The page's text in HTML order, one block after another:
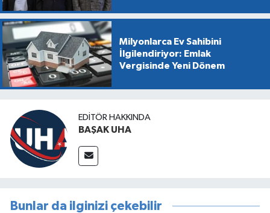
Milyonlarca Ev Sahibini
İlgilendiriyor: Emlak
Vergisinde Yeni Dönem
EDITÖR HAKKINDA
BAŞAK UHA
Bunlar da ilginizi çekebilir